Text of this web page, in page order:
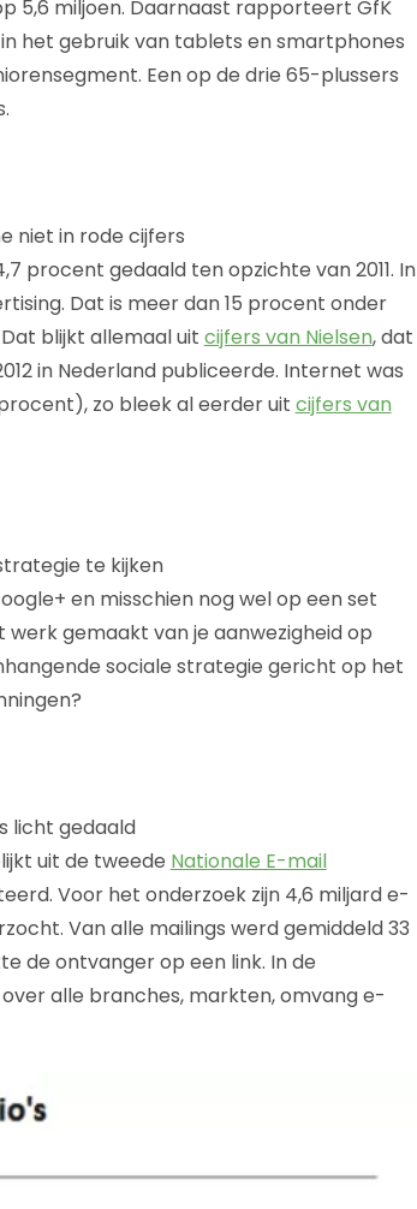
5,6 miljoen. Daarnaast rapporteert GfK
het gebruik van tablets en smartphones
Een op de drie 65-plussers
niet in rode cijfers
procent gedaald ten opzichte van 2011. In
Dat is meer dan 15 procent onder
blijkt allemaal uit cijfers van Nielsen, dat
in Nederland publiceerde. Internet was
zo bleek al eerder uit cijfers van
te kijken
en misschien nog wel op een set
gemaakt van je aanwezigheid op
sociale strategie gericht op het
licht gedaald
uit de tweede Nationale E-mail
Voor het onderzoek zijn 4,6 miljard e-
Van alle mailings werd gemiddeld 33
de ontvanger op een link. In de
alle branches, markten, omvang e-